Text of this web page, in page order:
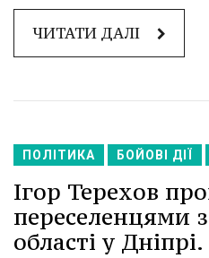
ЧИТАТИ ДАЛІ
ПОЛІТИКА БОЙОВІ ДІЇ
Ігор Терехов
переселенцями
області у Дніпрі.